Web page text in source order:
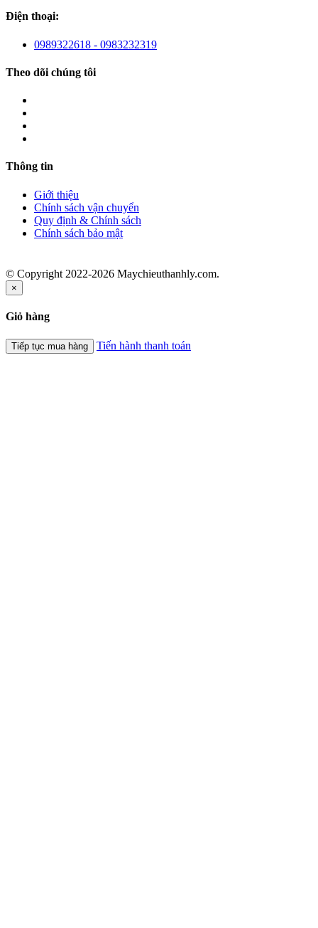
Điện thoại:
0989322618 - 0983232319
Theo dõi chúng tôi
Thông tin
Giới thiệu
Chính sách vận chuyển
Quy định & Chính sách
Chính sách bảo mật
© Copyright 2022-2026 Maychieuthanhly.com.
×
Giỏ hàng
Tiếp tục mua hàng Tiến hành thanh toán